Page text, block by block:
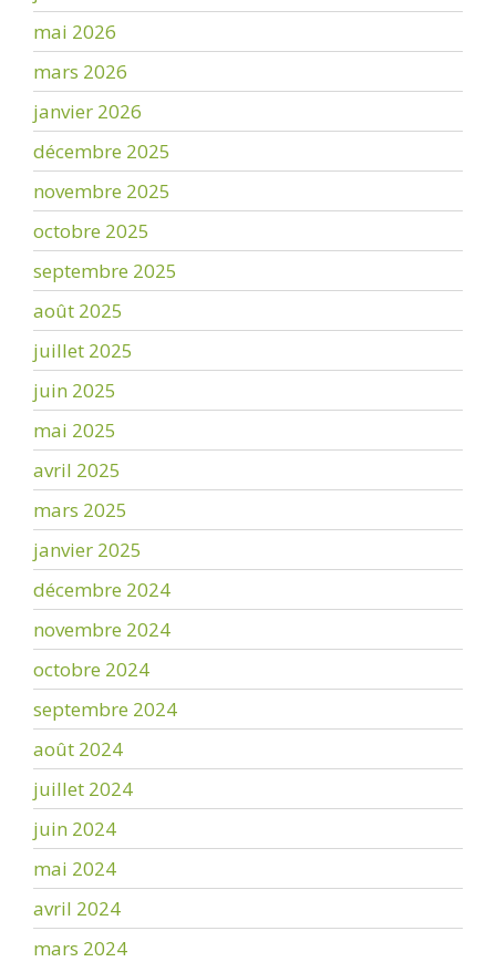
mai 2026
mars 2026
janvier 2026
décembre 2025
novembre 2025
octobre 2025
septembre 2025
août 2025
juillet 2025
juin 2025
mai 2025
avril 2025
mars 2025
janvier 2025
décembre 2024
novembre 2024
octobre 2024
septembre 2024
août 2024
juillet 2024
juin 2024
mai 2024
avril 2024
mars 2024